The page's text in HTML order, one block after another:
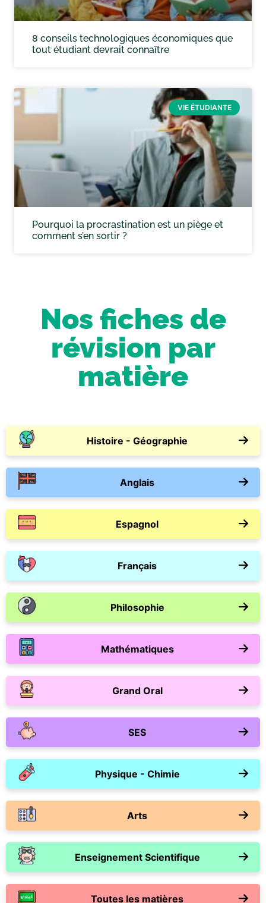
8 conseils technologiques économiques que
tout étudiant devrait connaître
VIE ÉTUDIANTE
Pourquoi la procrastination est un piège et
comment s’en sortir ?
Nos fiches de
révision par
matière
Histoire - Géographie
Anglais
Espagnol
Français
Philosophie
Mathématiques
Grand Oral
SES
Physique - Chimie
Arts
Enseignement Scientifique
Toutes les matières